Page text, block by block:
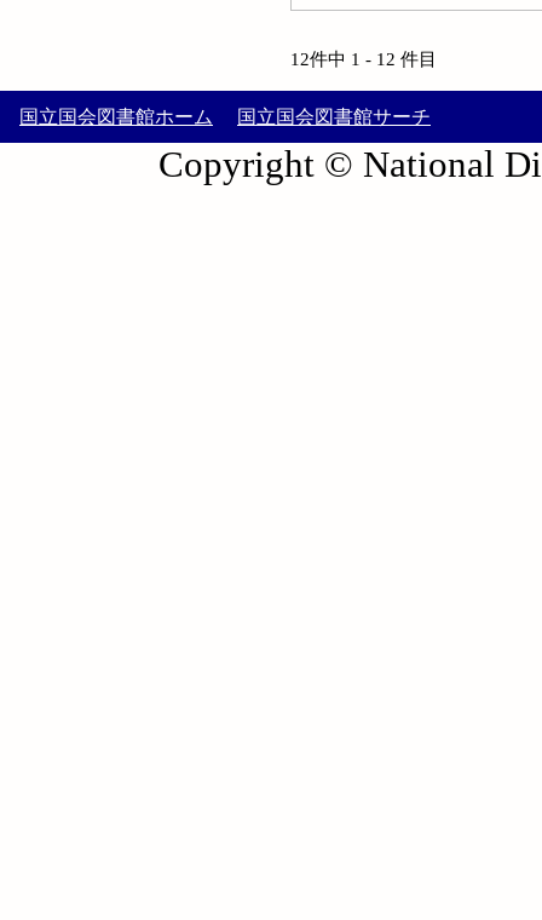
12件中 1 - 12 件目
国立国会図書館ホーム 国立国会図書館サーチ
Copyright © National